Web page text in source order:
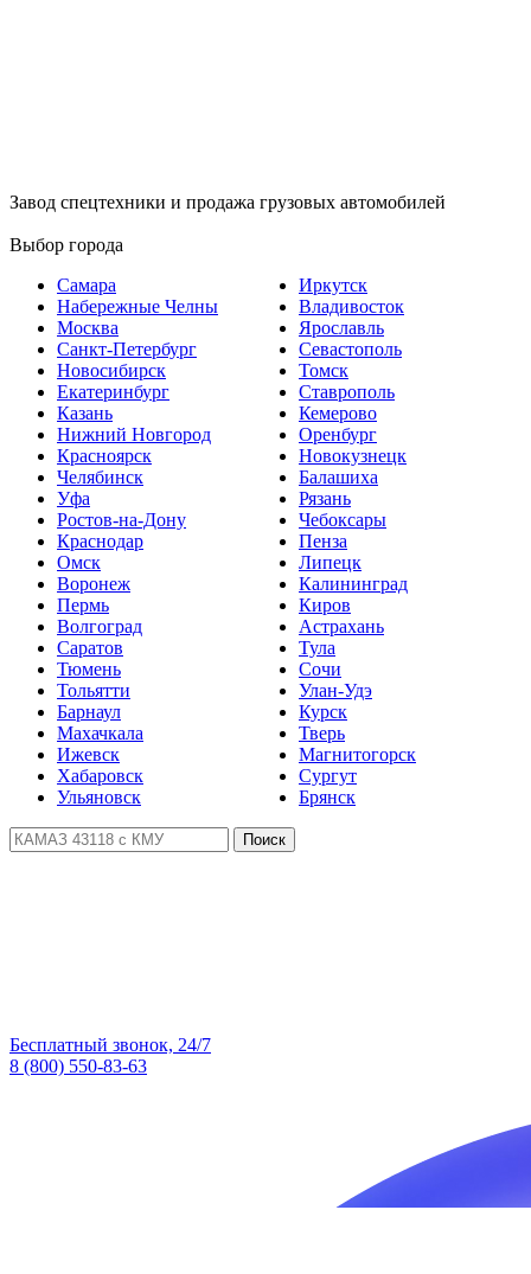
Завод спецтехники и продажа грузовых автомобилей
Выбор города
Самара
Набережные Челны
Москва
Санкт-Петербург
Новосибирск
Екатеринбург
Казань
Нижний Новгород
Красноярск
Челябинск
Уфа
Ростов-на-Дону
Краснодар
Омск
Воронеж
Пермь
Волгоград
Саратов
Тюмень
Тольятти
Барнаул
Махачкала
Ижевск
Хабаровск
Ульяновск
Иркутск
Владивосток
Ярославль
Севастополь
Томск
Ставрополь
Кемерово
Оренбург
Новокузнецк
Балашиха
Рязань
Чебоксары
Пенза
Липецк
Калининград
Киров
Астрахань
Тула
Сочи
Улан-Удэ
Курск
Тверь
Магнитогорск
Сургут
Брянск
Поиск
Бесплатный звонок, 24/7
8 (800) 550-83-63